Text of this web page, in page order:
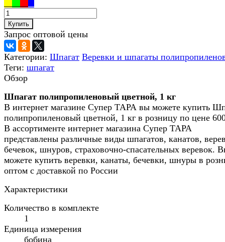
Купить
Запрос оптовой цены
Категории: Шпагат Веревки и шпагаты
Теги: шпагат
Обзор
Шпагат полипропиленовый цветной, 1 кг
В интернет магазине Супер ТАРА вы можете купить
полипропиленовый цветной, 1 кг в розницу по цене
В ассортименте интернет магазина Супер ТАРА
представлены различные виды шпагатов, канатов,
бечевок, шнуров, страховочно-спасательных веревок.
можете купить веревки, канаты, бечевки, шнуры в
оптом с доставкой по России
Характеристики
Количество в комплекте
1
Единица измерения
бобина